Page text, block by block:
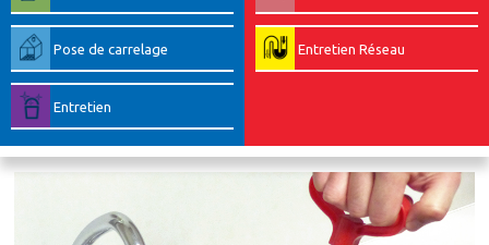
Pose de carrelage
Entretien
Entretien Réseau